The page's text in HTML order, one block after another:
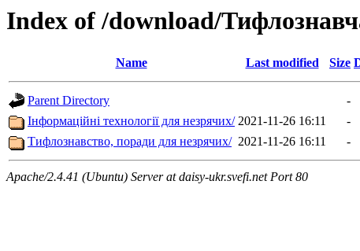
Index of /download/
Name Last modified Size
Parent Directory
-
Інформаційні технології для незрячих/ 2021-11-26 16:11
-
Тифлознавство, поради для незрячих/ 2021-11-26 16:11 -
Apache/2.4.41 (Ubuntu) Server at daisy-ukr.svefi.net Port 80